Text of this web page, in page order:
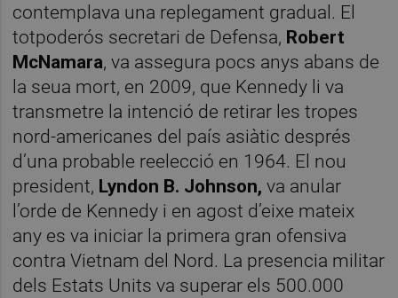
contemplava una replegament gradual. El
totpoderós secretari de Defensa, Robert
McNamara, va assegura pocs anys abans de
la seua mort, en 2009, que Kennedy li va
transmetre la intenció de retirar les tropes
nord-americanes del país asiàtic després
d’una probable reelecció en 1964. El nou
president, Lyndon B. Johnson,va anular
l’orde de Kennedy i en agost d’eixe mateix
any es va iniciar la primera gran ofensiva
contra Vietnam del Nord. La presencia militar
dels Estats Units va superar els 500.000